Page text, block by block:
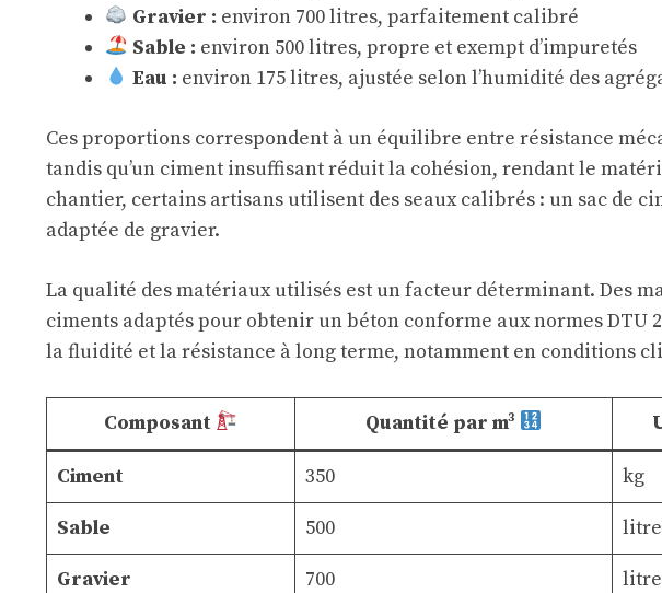
Gravier : environ 700 litres, parfaitement calibré
Sable : environ 500 litres, propre et exempt d’impuretés
Eau : environ 175 litres, ajustée selon l’humidité des
Ces proportions correspondent à un équilibre entre résistance
tandis qu’un ciment insuffisant réduit la cohésion, rendant le
chantier, certains artisans utilisent des seaux calibrés : un sac de
adaptée de gravier.
La qualité des matériaux utilisés est un facteur déterminant. Des
ciments adaptés pour obtenir un béton conforme aux normes DTU
la fluidité et la résistance à long terme, notamment en conditions
Composant Quantité par m³
Ciment 350 kg
Sable 500
Gravier 700